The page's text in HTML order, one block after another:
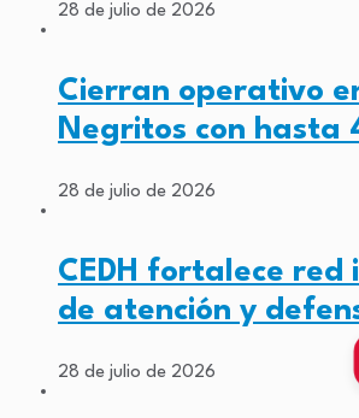
28 de julio de 2026
Cierran operativo
Negritos con hasta
28 de julio de 2026
CEDH fortalece red
de atención y
28 de julio de 2026